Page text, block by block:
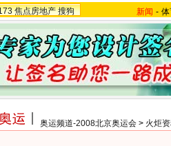
焦点房地产 搜狗 新闻 -
奥运频道-2008北京奥运会 > 火炬